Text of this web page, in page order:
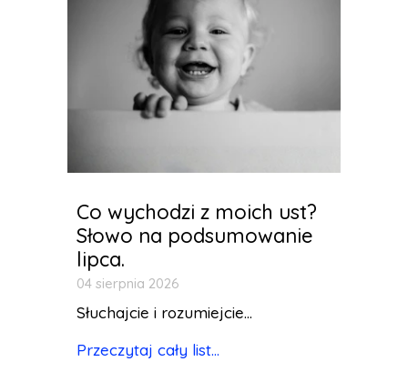
Co wychodzi z moich ust?
Słowo na podsumowanie
lipca.
04 sierpnia 2026
Słuchajcie i rozumiejcie...
Przeczytaj cały list...